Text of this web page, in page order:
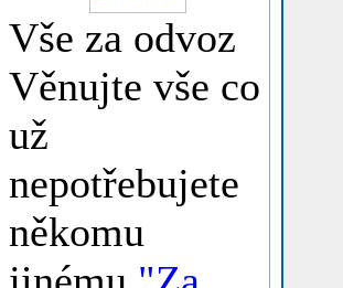
Vše za odvoz
Věnujte vše co
už
nepotřebujete
někomu